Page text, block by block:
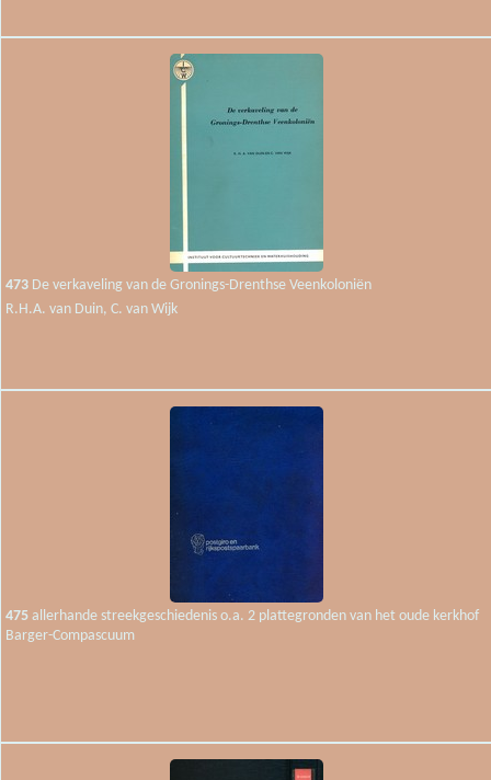
473 De verkaveling van de Gronings-Drenthse Veenkoloniën
R.H.A. van Duin, C. van Wijk
475 allerhande streekgeschiedenis o.a. 2 plattegronden van het oude kerkhof
Barger-Compascuum